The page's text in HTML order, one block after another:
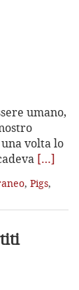
umano,
volta lo
[…]
, Pigs,